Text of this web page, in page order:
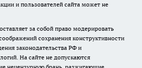
и пользователей сайта может не
за собой право модерировать
сохранения конструктивности
законодательства РФ и
На сайте не допускаются